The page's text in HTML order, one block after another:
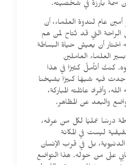
سمةً بارزةً في شخصيته.
عام لندوة العلماء، أن
التي قد تُتاح لمن هم
اختار أن يعيش حياة البساطة
العلماء العاملين
كنتُ أتأملُ كثيرًا في هذا
فيه شبهًا كبيرًا بشيخنا
وأفراد عائلته المباركة،
والبعد عن المظاهر.
درسًا عمليًا لكل من عرفه،
ليست في المكانة
الدنيوية، بل في قرب الإنسان
على من حوله. هذا التواضع